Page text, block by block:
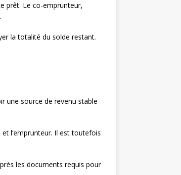
prêt. Le co-emprunteur,
la totalité du solde restant.
une source de revenu stable
l’emprunteur. Il est toutefois
les documents requis pour